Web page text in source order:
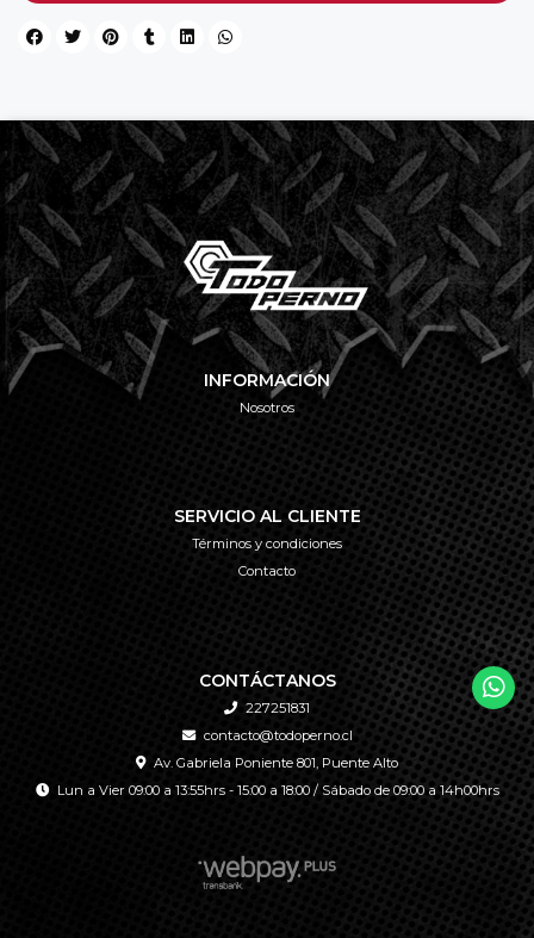
INFORMACIÓN
Nosotros
SERVICIO AL CLIENTE
Términos y condiciones
Contacto
CONTÁCTANOS
227251831
contacto@todoperno.cl
Av. Gabriela Poniente 801, Puente Alto
Lun a Vier 09:00 a 13:55hrs - 15:00 a 18:00 / Sábado de 09:00 a 14h00hrs